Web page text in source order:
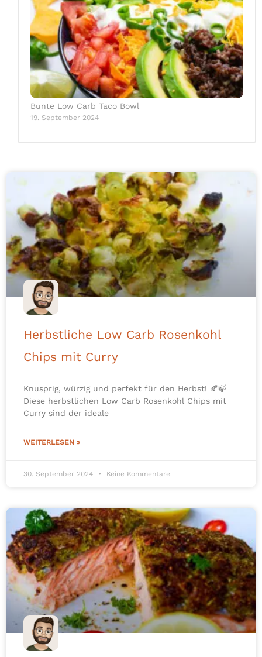
Bunte Low Carb Taco Bowl
19. September 2024
Herbstliche Low Carb Rosenkohl
Chips mit Curry
Knusprig, würzig und perfekt für den Herbst! 🍂🍃
Diese herbstlichen Low Carb Rosenkohl Chips mit
Curry sind der ideale
WEITERLESEN »
30. September 2024 Keine Kommentare